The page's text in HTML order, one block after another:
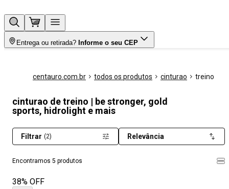
Entrega ou retirada? Informe o seu CEP
centauro.com.br todos os produtos cinturao treino
cinturao de treino | be stronger, gold
sports, hidrolight e mais
Encontramos 5 produtos
Filtrar (2) Relevância
38% OFF